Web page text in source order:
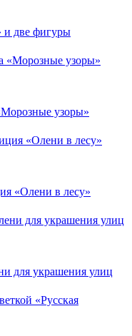
и две фигуры
узоры»
«Олени в лесу»
для украшения улиц